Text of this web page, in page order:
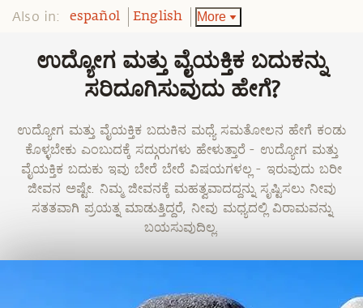
Also in: español English More
ಉದ್ಯೋಗ ಮತ್ತು ವೈಯಕ್ತಿಕ ಬದುಕನ್ನು
ಸರಿದೂಗಿಸುವುದು ಹೇಗೆ?
ಉದ್ಯೋಗ ಮತ್ತು ವೈಯಕ್ತಿಕ ಬದುಕಿನ ಮಧ್ಯೆ ಸಮತೋಲನ ಹೇಗೆ ಕಂಡು
ಕೊಳ್ಳಬೇಕು ಎಂಬುದಕ್ಕೆ ಸದ್ಗುರುಗಳು ಹೇಳುತ್ತಾರೆ - ಉದ್ಯೋಗ ಮತ್ತು
ವೈಯಕ್ತಿಕ ಬದುಕು ಇವು ಬೇರೆ ಬೇರೆ ವಿಷಯಗಳಲ್ಲ - ಇರುವುದು ಬರೀ
ಜೀವನ ಅಷ್ಟೇ. ನಿಮ್ಮ ಜೀವನಕ್ಕೆ ಮಹತ್ವವಾದದ್ದನ್ನು ಸೃಷ್ಟಿಸಲು ನೀವು
ಸತತವಾಗಿ ಪ್ರಯತ್ನ ಮಾಡುತ್ತಿದ್ದರೆ, ನೀವು ಮಧ್ಯದಲ್ಲಿ ವಿರಾಮವನ್ನು
ಬಯಸುವುದಿಲ್ಲ.